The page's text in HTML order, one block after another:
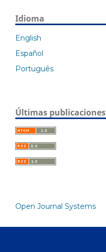
Idioma
English
Español
Português
Últimas publicaciones
Open Journal Systems